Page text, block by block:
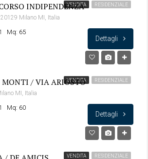
VENDITA RESIDENZIALE
INDIPENDENZA
Milano MI, Italia
Mq: 65
Dettagli
VENDITA RESIDENZIALE
/ VIA ARIOSTO
MI, Italia
Mq: 60
Dettagli
VENDITA RESIDENZIALE